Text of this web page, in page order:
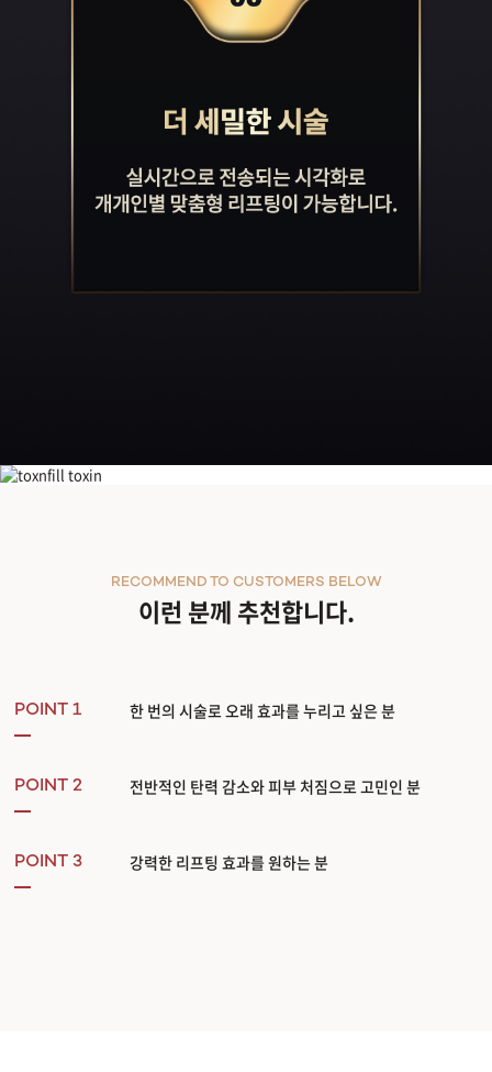
이런 분께 추천합니다.
RECOMMEND TO CUSTOMERS BELOW
POINT 1 한 번의 시술로 오래 효과를 누리고 싶은 분
POINT 2 전반적인 탄력 감소와 피부 처짐으로 고민인 분
POINT 3 강력한 리프팅 효과를 원하는 분